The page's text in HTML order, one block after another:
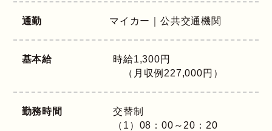
通勤 マイカー｜公共交通機関
基本給
時給1,300円
（月収例227,000円）
勤務時間
交替制
（1）08：00～20：20